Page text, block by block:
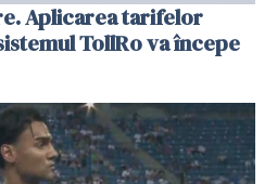
Aplicarea tarifelor
TollRo va începe